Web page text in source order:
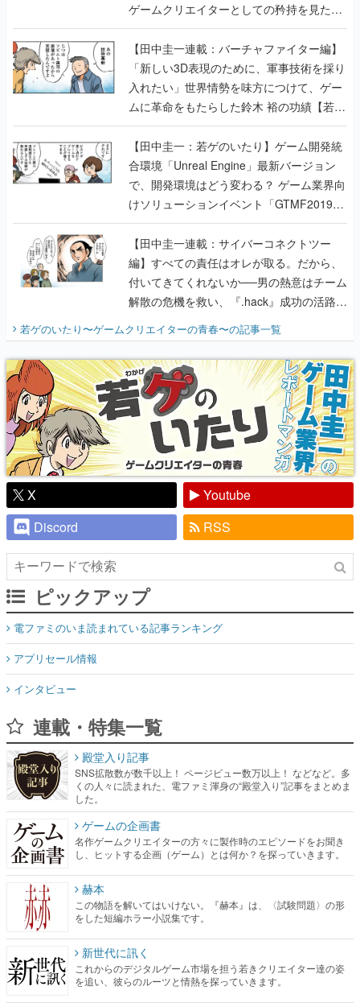
ゲームクリエイターとしての矜持を見た
【若ゲのいたり最終回】
【田中圭一連載：バーチャファイター編】
「新しい3D表現のために、軍事技術を採り
入れたい」世界情勢を味方につけて、ゲー
ムに革命をもたらした鈴木 裕の功績【若ゲ
のいたり】
【田中圭一：若ゲのいたり】ゲーム開発統
合環境「Unreal Engine」最新バージョン
で、開発環境はどう変わる？ ゲーム業界向
けソリューションイベント「GTMF2019」
に行って、より理解を深めよう【PR】
【田中圭一連載：サイバーコネクトツー
編】すべての責任はオレが取る。だから、
付いてきてくれないか──男の熱意はチーム
解散の危機を救い、『.hack』成功の活路を
開く。業界の快男児・松山 洋に流れる血は
『少年ジャンプ』色だった【若ゲのいた
り】
若ゲのいたり〜ゲームクリエイターの青春〜の記事一覧
X
Youtube
Discord
RSS
ピックアップ
電ファミのいま読まれている記事ランキング
アプリセール情報
インタビュー
連載・特集一覧
殿堂入り記事
SNS拡散数が数千以上！ ページビュー数万以上！ などなど。多
くの人々に読まれた、電ファミ渾身の“殿堂入り”記事をまとめま
した。
ゲームの企画書
名作ゲームクリエイターの方々に製作時のエピソードをお聞き
し、ヒットする企画（ゲーム）とは何か？を探っていきます。
赫本
この物語を解いてはいけない。『赫本』は、〈試験問題〉の形
をした短編ホラー小説集です。
新世代に訊く
これからのデジタルゲーム市場を担う若きクリエイター達の姿
を追い、彼らのルーツと情熱を探っていきます。